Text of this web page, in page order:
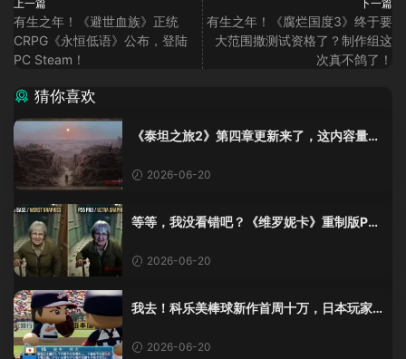
上一篇
有生之年！《避世血族》正统
CRPG《永恒低语》公布，登陆
PC Steam！
下一篇
有生之年！《腐烂国度3》终于要
大范围撒测试资格了？制作组这
次真不鸽了！
猜你喜欢
《泰坦之旅2》第四章更新来了，这内容量感
2026-06-20
等等，我没看错吧？《维罗妮卡》重制版PS
2026-06-20
我去！科乐美棒球新作首周十万，日本玩家
2026-06-20